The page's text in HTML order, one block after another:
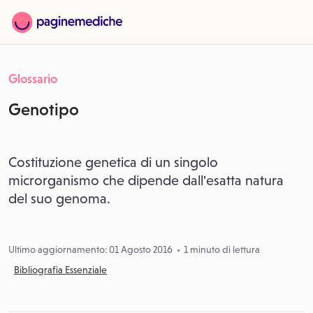
Glossario
Genotipo
Costituzione genetica di un singolo
microrganismo che dipende dall'esatta natura
del suo genoma.
Ultimo aggiornamento: 01 Agosto 2016
1 minuto di lettura
Bibliografia Essenziale